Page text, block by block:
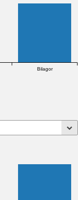
Bilagor